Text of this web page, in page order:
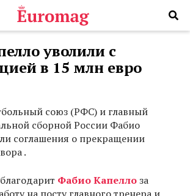
уволили с
в 15 млн евро
союз (РФС) и главный
сборной России Фабио
соглашения о прекращении
.
Фабио Капеллоза